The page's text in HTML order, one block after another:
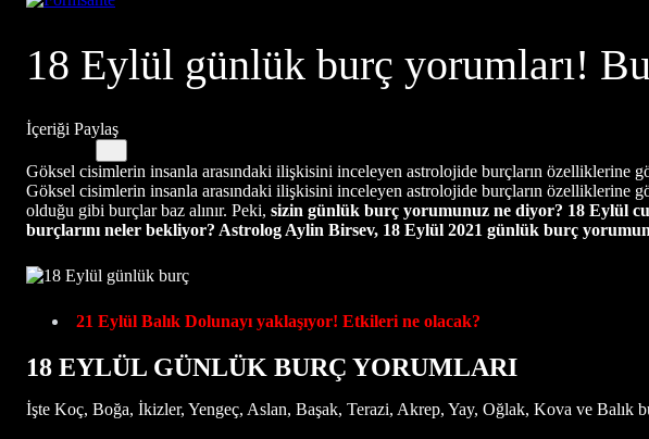
18 Eylül günlük burç yorumları!
İçeriği Paylaş
Göksel cisimlerin insanla arasındaki ilişkisini inceleyen astrolojide burçların özelliklerine
Göksel cisimlerin insanla arasındaki ilişkisini inceleyen astrolojide burçların özelliklerine
olduğu gibi burçlar baz alınır. Peki, sizin günlük burç yorumunuz ne diyor? 18 Eylül
burçlarını neler bekliyor? Astrolog Aylin Birsev, 18 Eylül 2021 günlük burç
21 Eylül Balık Dolunayı yaklaşıyor! Etkileri ne olacak?
18 EYLÜL GÜNLÜK BURÇ YORUMLARI
İşte Koç, Boğa, İkizler, Yengeç, Aslan, Başak, Terazi, Akrep, Yay, Oğlak, Kova ve Balık